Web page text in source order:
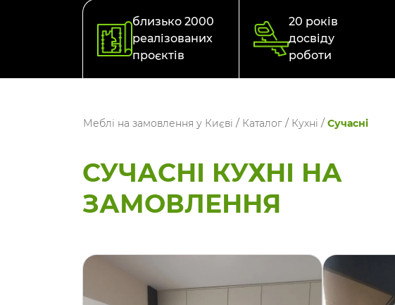
близько 2000
реалізованих
проєктів
20 років
досвіду
роботи
Меблі на замовлення у Києві / Каталог / Кухні / Сучасні
СУЧАСНІ КУХНІ НА
ЗАМОВЛЕННЯ